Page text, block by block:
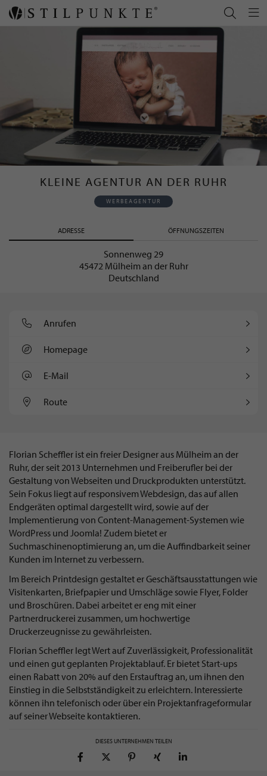
KLEINE AGENTUR AN DER RUHR
WERBEAGENTUR
ADRESSE ÖFFNUNGSZEITEN
Sonnenweg 29
45472 Mülheim an der Ruhr
Deutschland
Anrufen
Homepage
E-Mail
Route
Florian Scheffler ist ein freier Designer aus Mülheim an der
Ruhr, der seit 2013 Unternehmen und Freiberufler bei der
Gestaltung von Webseiten und Druckprodukten unterstützt.
Sein Fokus liegt auf responsivem Webdesign, das auf allen
Endgeräten optimal dargestellt wird, sowie auf der
Implementierung von Content-Management-Systemen wie
WordPress und Joomla! Zudem bietet er
Suchmaschinenoptimierung an, um die Auffindbarkeit seiner
Kunden im Internet zu verbessern.
Im Bereich Printdesign gestaltet er Geschäftsausstattungen wie
Visitenkarten, Briefpapier und Umschläge sowie Flyer, Folder
und Broschüren. Dabei arbeitet er eng mit einer
Partnerdruckerei zusammen, um hochwertige
Druckerzeugnisse zu gewährleisten.
Florian Scheffler legt Wert auf Zuverlässigkeit, Professionalität
und einen gut geplanten Projektablauf. Er bietet Start-ups
einen Rabatt von 20% auf den Erstauftrag an, um ihnen den
Einstieg in die Selbstständigkeit zu erleichtern. Interessierte
können ihn telefonisch oder über ein Projektanfrageformular
auf seiner Webseite kontaktieren.
DIESES UNTERNEHMEN TEILEN